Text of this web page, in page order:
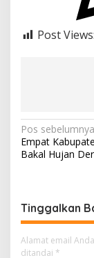
Post Views:
N
a
g
a
s
Pos sebelumnya
Empat
Bakal Hujan
Tinggalkan
Alamat email
ditandai *